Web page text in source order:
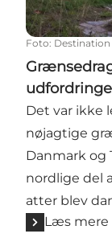
Foto:
Det var ikke
nøjagtige
Danmark og
nordlige del
atter blev
Læs mere